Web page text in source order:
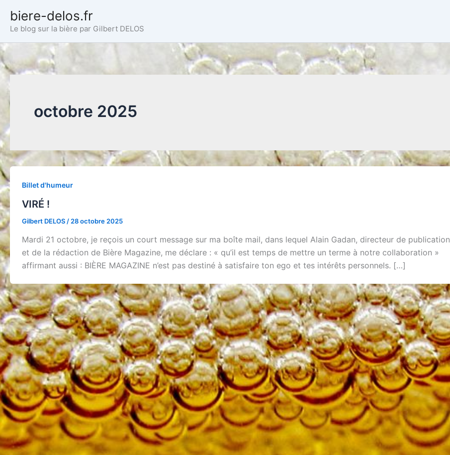
contenu
biere-delos.fr
Le blog sur la bière par Gilbert DELOS
octobre 2025
Billet d'humeur
VIRÉ !
Gilbert DELOS / 28 octobre 2025
Mardi 21 octobre, je reçois un court message sur ma boîte mail, dans lequel Alain Gadan, directeur de publication
et de la rédaction de Bière Magazine, me déclare : « qu’il est temps de mettre un terme à notre collaboration »
affirmant aussi : BIÈRE MAGAZINE n’est pas destiné à satisfaire ton ego et tes intérêts personnels. […]